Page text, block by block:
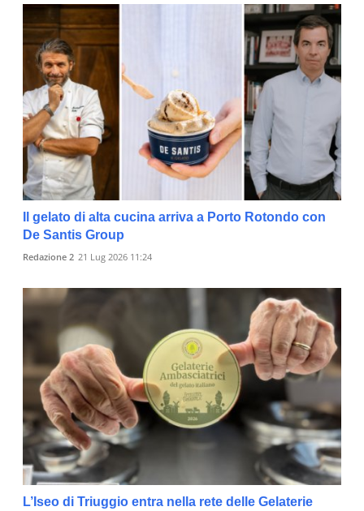
Il gelato di alta cucina arriva a Porto Rotondo con
De Santis Group
Redazione 2 21 Lug 2026 11:24
L’Iseo di Triuggio entra nella rete delle Gelaterie